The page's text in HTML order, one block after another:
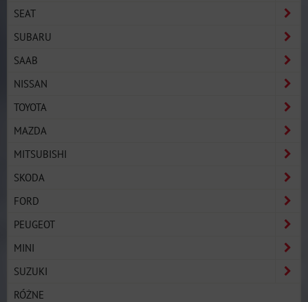
SEAT
SUBARU
SAAB
NISSAN
TOYOTA
MAZDA
MITSUBISHI
SKODA
FORD
PEUGEOT
MINI
SUZUKI
RÓŻNE